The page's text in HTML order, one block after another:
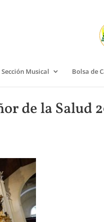
Sección Musical Bolsa de
de la Salud